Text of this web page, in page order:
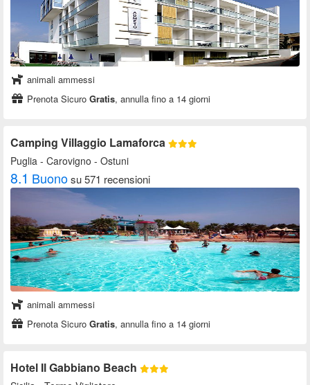
animali ammessi
Prenota Sicuro Gratis, annulla fino a 14 giorni
Camping Villaggio Lamaforca
Puglia - Carovigno - Ostuni
8.1 Buonosu 571 recensioni
animali ammessi
Prenota Sicuro Gratis, annulla fino a 14 giorni
Hotel Il Gabbiano Beach